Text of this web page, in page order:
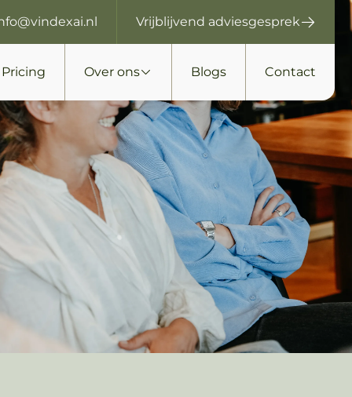
Vrijblijvend adviesgesprek
Pricing Over ons Blogs Contact